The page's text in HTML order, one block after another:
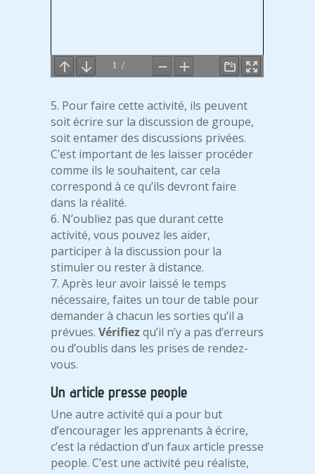
5. Pour faire cette activité, ils peuvent
soit écrire sur la discussion de groupe,
soit entamer des discussions privées.
C’est important de les laisser procéder
comme ils le souhaitent, car cela
correspond à ce qu’ils devront faire
dans la réalité.
6. N’oubliez pas que durant cette
activité, vous pouvez les aider,
participer à la discussion pour la
stimuler ou rester à distance.
7. Après leur avoir laissé le temps
nécessaire, faites un tour de table pour
demander à chacun les sorties qu’il a
prévues.Vérifiezqu’il n’y a pas d’erreurs
ou d’oublis dans les prises de rendez-
vous.
Un article presse people
Une autre activité qui a pour but
d’encourager les apprenants à écrire,
c’est la rédaction d’un faux article presse
people. C’est une activité peu réaliste,